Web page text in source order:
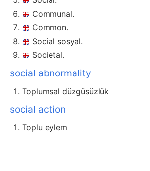
Communal.
Common.
Social sosyal.
Societal.
social abnormality
Toplumsal düzgüsüzlük
social action
Toplu eylem